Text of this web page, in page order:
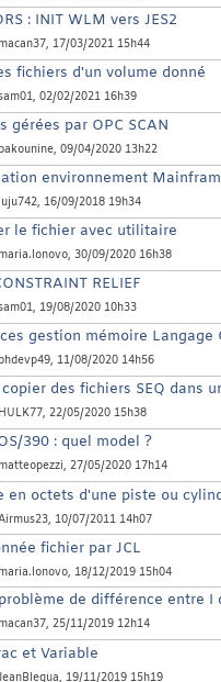
: INIT WLM vers JES2
macan37, 17/03/2021 15h44
fichiers d'un volume donné
, 02/02/2021 16h39
gérées par OPC SCAN
bakounine, 09/04/2020 13h22
environnement
juju742, 16/09/2018 19h34
le fichier avec utilitaire
maria.lonovo, 30/09/2020 16h38
RELIEF
, 19/08/2020 10h33
gestion mémoire Langage
, 11/08/2020 14h56
des fichiers SEQ dans
HULK77, 22/05/2020 15h38
390 : quel model ?
matteopezzi, 27/05/2020 17h14
en octets d'une piste ou
, 10/07/2011 14h07
fichier par JCL
maria.lonovo, 18/12/2019 15h04
de différence entre
macan37, 25/11/2019 12h14
et Variable
, 19/11/2019 15h19